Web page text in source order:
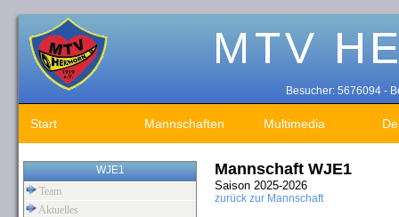
Besucher: 5676094 -
Start Mannschaften Multimedia
WJE1
Team
Aktuelles
Mannschaft WJE1
Saison 2025-2026
zurück zur Mannschaft